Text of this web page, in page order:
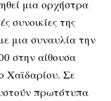
μια ορχήστρα
συνοικίες της
μια συναυλία την
στην αίθουσα
Χαϊδαρίου. Σε
πρωτότυπα